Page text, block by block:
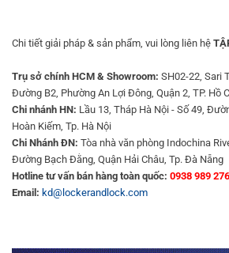
Chi tiết giải pháp & sản phẩm, vui lòng liên hệ
Trụ sở chính HCM & Showroom: SH02-22, Sari
Đường B2, Phường An Lợi Đông, Quận 2, TP. Hồ
Chi nhánh HN: Lầu 13, Tháp Hà Nội - Số 49,
Hoàn Kiếm, Tp. Hà Nội
Chi Nhánh ĐN: Tòa nhà văn phòng Indochina
Đường Bạch Đằng, Quận Hải Châu, Tp. Đà Nẵng
Hotline tư vấn bán hàng toàn quốc: 0938 989 276
Email: kd@lockerandlock.com